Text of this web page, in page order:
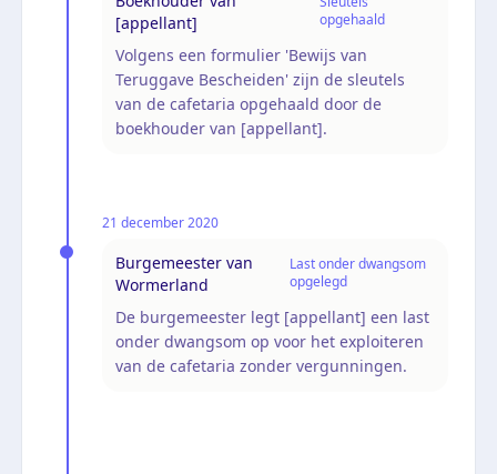
[appellant]
opgehaald
Volgens een formulier 'Bewijs van
Teruggave Bescheiden' zijn de sleutels
van de cafetaria opgehaald door de
boekhouder van [appellant].
21 december 2020
Burgemeester van
Wormerland
Last onder dwangsom
opgelegd
De burgemeester legt [appellant] een last
onder dwangsom op voor het exploiteren
van de cafetaria zonder vergunningen.